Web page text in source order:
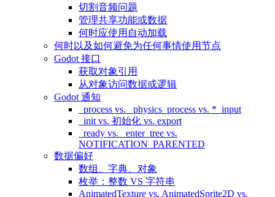
切割音频问题
管理共享功能或数据
何时应使用自动加载
何时以及如何避免为任何事情使用节点
Godot 接口
获取对象引用
从对象访问数据或逻辑
Godot 通知
_process vs. _physics_process vs. *_input
_init vs. 初始化 vs. export
_ready vs. _enter_tree vs.
NOTIFICATION_PARENTED
数据偏好
数组、字典、对象
枚举：整数 VS 字符串
AnimatedTexture vs. AnimatedSprite2D vs.